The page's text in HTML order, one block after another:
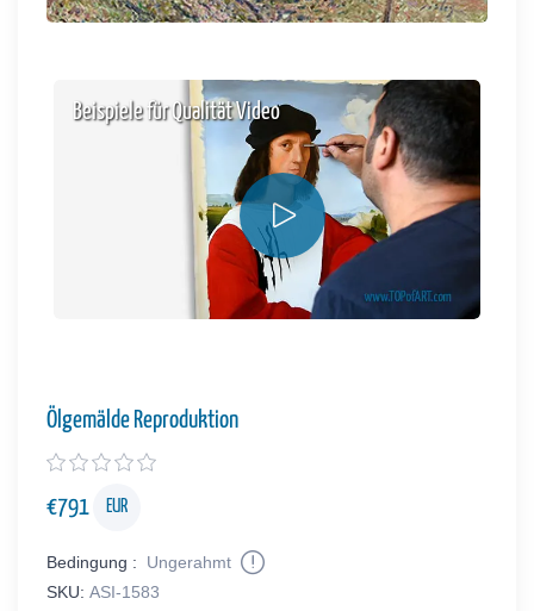
Beispiele für Qualität Video
Ölgemälde Reproduktion
€791 EUR
Bedingung :
Ungerahmt
SKU: ASI-1583